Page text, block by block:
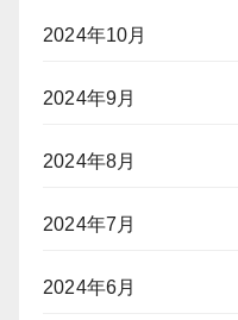
2024年10月
2024年9月
2024年8月
2024年7月
2024年6月